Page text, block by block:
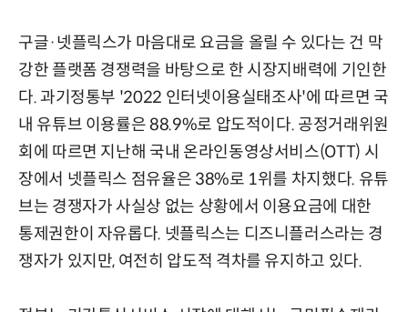
구글·넷플릭스가 마음대로 요금을 올릴 수 있다는 건 막
강한 플랫폼 경쟁력을 바탕으로 한 시장지배력에 기인한
다. 과기정통부 '2022 인터넷이용실태조사'에 따르면 국
내 유튜브 이용률은 88.9%로 압도적이다. 공정거래위원
회에 따르면 지난해 국내 온라인동영상서비스(OTT) 시
장에서 넷플릭스 점유율은 38%로 1위를 차지했다. 유튜
브는 경쟁자가 사실상 없는 상황에서 이용요금에 대한
통제권한이 자유롭다. 넷플릭스는 디즈니플러스라는 경
쟁자가 있지만, 여전히 압도적 격차를 유지하고 있다.